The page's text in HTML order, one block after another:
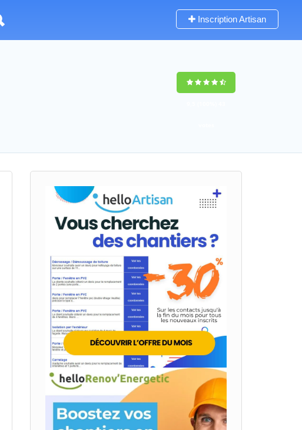
Inscription Artisan